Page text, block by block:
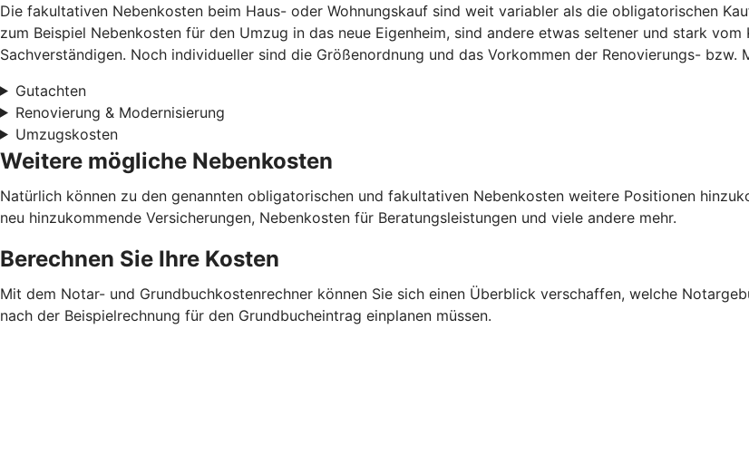
Die fakultativen Nebenkosten beim Haus- oder Wohnungskauf sind weit variabler als die obligatorischen
zum Beispiel Nebenkosten für den Umzug in das neue Eigenheim, sind andere etwas seltener und stark
Sachverständigen. Noch individueller sind die Größenordnung und das Vorkommen der Renovierungs- bzw.
Gutachten
Renovierung & Modernisierung
Umzugskosten
Weitere mögliche Nebenkosten
Natürlich können zu den genannten obligatorischen und fakultativen Nebenkosten weitere Positionen
neu hinzukommende Versicherungen, Nebenkosten für Beratungsleistungen und viele andere mehr.
Berechnen Sie Ihre Kosten
Mit dem Notar- und Grundbuchkostenrechner können Sie sich einen Überblick verschaffen, welche
nach der Beispielrechnung für den Grundbucheintrag einplanen müssen.